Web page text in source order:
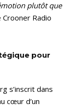
plutôt que
Radio
pour
s’inscrit dans
cœur d’un